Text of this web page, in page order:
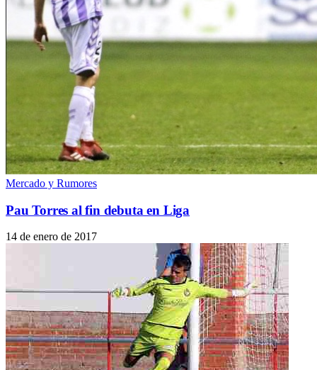
Mercado y Rumores
Pau Torres al fin debuta en Liga
14 de enero de 2017